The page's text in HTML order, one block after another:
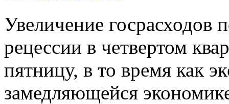
Увеличение госрасходов
рецессии в четвертом
пятницу, в то время как
замедляющейся